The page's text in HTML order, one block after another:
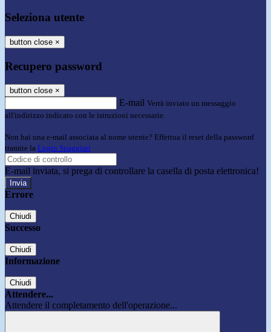
Seleziona utente
button close ×
Recupero password
button close ×
E-mail Verrà inviato un messaggio
all'indirizzo indicato con le istruzioni necessarie.
Non hai una e-mail associata al nome utente? Effettua il reset della password
tramite la Login Spaggiari
E-mail inviata, si prega di controllare la casella di posta elettronica!
Errore
Chiudi
Successo
Chiudi
Informazione
Chiudi
Attendere...
Attendere il completamento dell'operazione...